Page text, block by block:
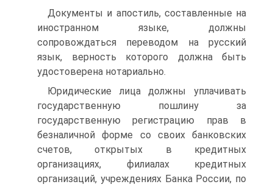
Документы и апостиль, составленные на
иностранном языке, должны
сопровождаться переводом на русский
язык, верность которого должна быть
удостоверена нотариально.
Юридические лица должны уплачивать
государственную пошлину за
государственную регистрацию прав в
безналичной форме со своих банковских
счетов, открытых в кредитных
организациях, филиалах кредитных
организаций, учреждениях Банка России, по